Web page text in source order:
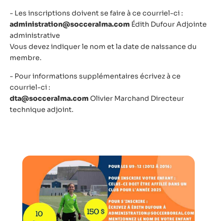
- Les inscriptions doivent se faire à ce courriel-ci :
administration@socceralma.com Édith Dufour Adjointe
administrative
Vous devez indiquer le nom et la date de naissance du
membre.
- Pour informations supplémentaires écrivez à ce
courriel-ci :
dta@socceralma.comOlivier Marchand Directeur
technique adjoint.